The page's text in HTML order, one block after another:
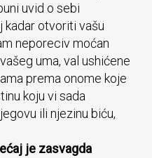
uvid o sebi
kadar otvoriti vašu
neporeciv moćan
uma, val ushićene
prema onome koje
koju vi sada
ili njezinu biću,
je zasvagda